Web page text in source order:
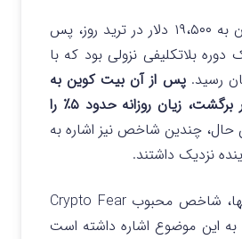
پس از تقریباً رسیدن به ۱۹،۵۰۰ دلار در ترید روز، پس
بلاتکلیفی نزولی بود که با
رسید. پس از آن بیت کوین به
قیمت ۱۷،۲۵۰ دلار برگشت، زیان روزانه حدود ۵٪ را
حال، چندین شاخص نیز اشاره به
نزدیک داشتند.
از میان این شاخصها، شاخص محبوب Crypto Fear
and Greed Index به این موضوع اشاره داشته است